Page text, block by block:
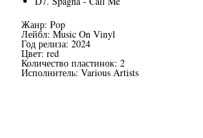
Жанр: Pop
Лейбл: Music On Vinyl
Год релиза: 2024
Цвет: red
Количество пластинок: 2
Исполнитель: Various Artists